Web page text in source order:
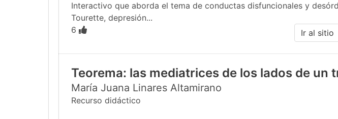
Interactivo que aborda el tema de conductas disfuncionales y
Tourette, depresión...
6
Ir al sitio
Teorema: las mediatrices de los lados de
María Juana Linares Altamirano
Recurso didáctico